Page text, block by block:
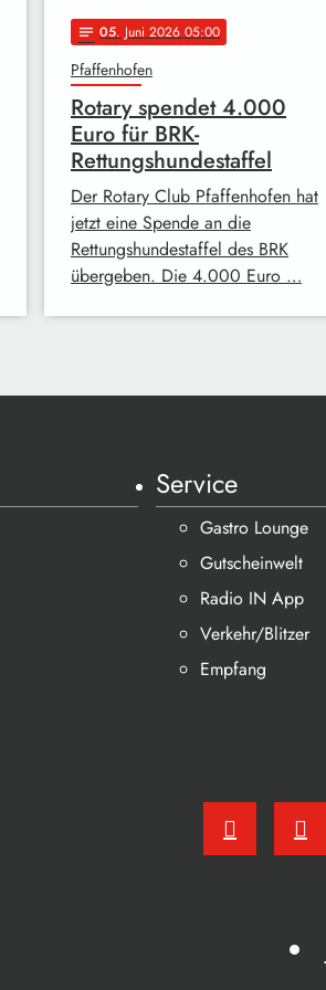
notes 05. Juni 2026 05:00
Pfaffenhofen
Rotary spendet 4.000
Euro für BRK-
Rettungshundestaffel
Der Rotary Club Pfaffenhofen hat
jetzt eine Spende an die
Rettungshundestaffel des BRK
übergeben. Die 4.000 Euro …
Service
Gastro Lounge
Gutscheinwelt
Radio IN App
Verkehr/Blitzer
Empfang